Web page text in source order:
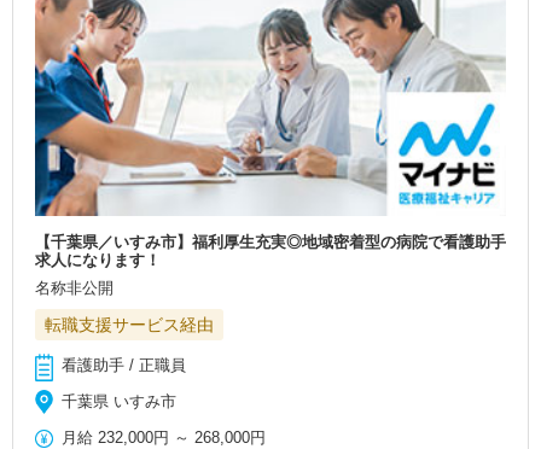
【千葉県／いすみ市】福利厚生充実◎地域密着型の病院で看護助手
求人になります！
名称非公開
転職支援サービス経由
看護助手 / 正職員
千葉県 いすみ市
月給 232,000円 ～ 268,000円